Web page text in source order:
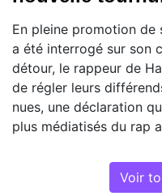
En pleine promotion de
a été interrogé sur son
détour, le rappeur de
de régler leurs
nues, une déclaration
plus médiatisés du rap
Voir